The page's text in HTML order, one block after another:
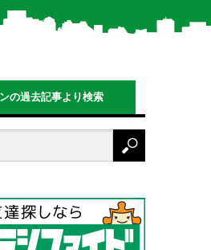
の過去記事より検索